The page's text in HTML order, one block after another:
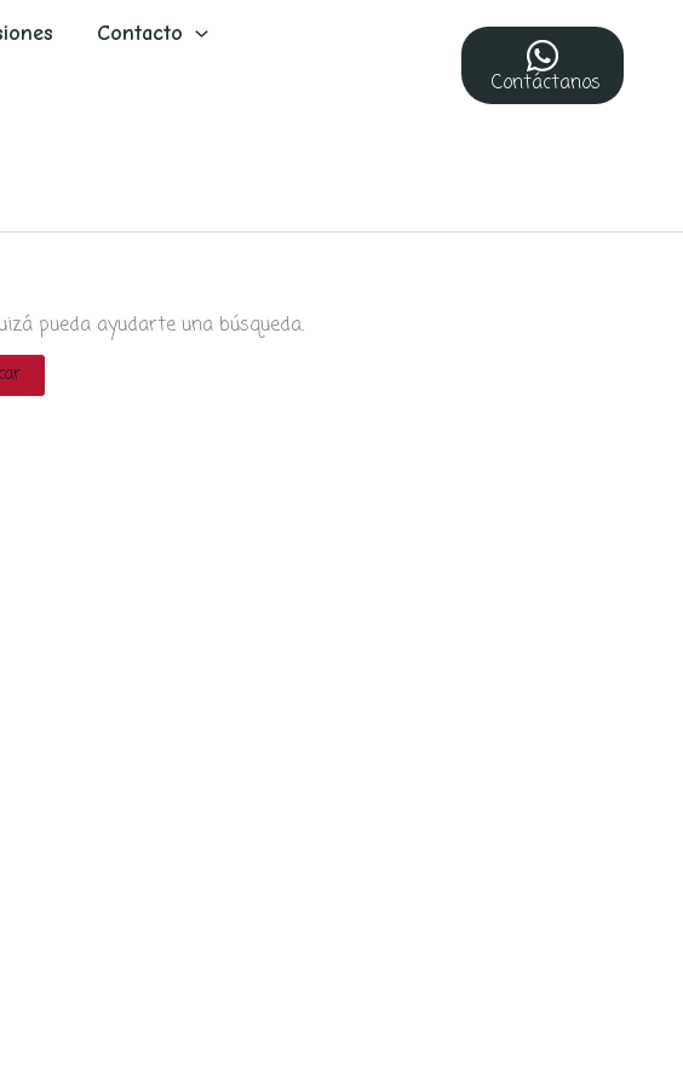
Contacto
Contáctanos
pueda ayudarte una búsqueda.